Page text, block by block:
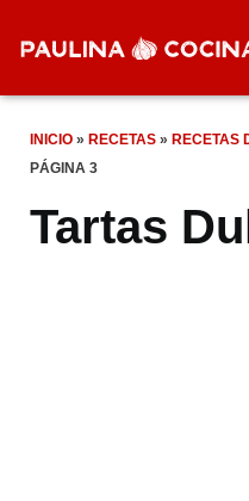
INICIO » RECETAS » RECETAS
PÁGINA 3
Tartas